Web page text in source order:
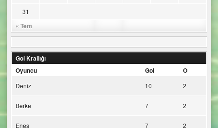
« Tem
31
Gol Krallığı
Oyuncu
Gol O
Deniz 10 2
Berke 7 2
Enes 7 2